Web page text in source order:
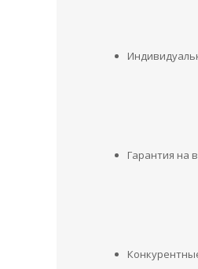
Гарантия на